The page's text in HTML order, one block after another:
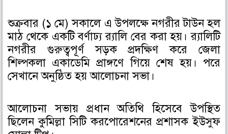
c
e
b
o
t
n
k
e
শুক্রবার (১ মে) সকালে এ উপলক্ষে নগরীর টাউন হল
মাঠ থেকে একটি বর্ণাঢ্য র‍্যালি বের করা হয়। র‍্যালিটি
নগরীর গুরুত্বপূর্ণ সড়ক প্রদক্ষিণ করে জেলা
শিল্পকলা একাডেমি প্রাঙ্গণে গিয়ে শেষ হয়। পরে
সেখানে অনুষ্ঠিত হয় আলোচনা সভা।
আলোচনা সভায় প্রধান অতিথি হিসেবে উপস্থিত
ছিলেন কুমিল্লা সিটি করপোরেশনের প্রশাসক ইউসুফ